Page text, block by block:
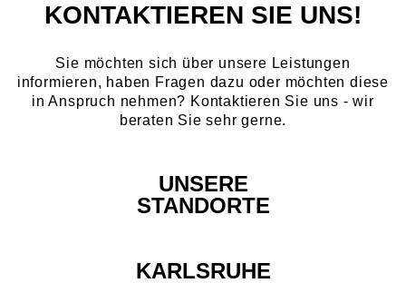
KONTAKTIEREN SIE UNS!
Sie möchten sich über unsere Leistungen
informieren, haben Fragen dazu oder möchten diese
in Anspruch nehmen? Kontaktieren Sie uns - wir
beraten Sie sehr gerne.
UNSERE
STANDORTE
KARLSRUHE